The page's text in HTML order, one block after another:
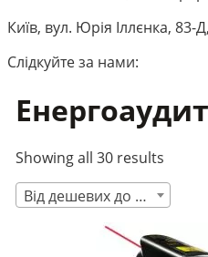
Київ, вул. Юрія Іллєнка, 83-
Слідкуйте за нами:
Showing all 30 results
Від дешевих до дорогих